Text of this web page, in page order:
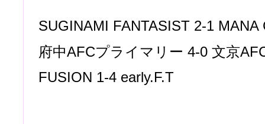
SUGINAMI FANTASIST 2-1 MANA
府中AFCプライマリー 4-0 文京
FUSION 1-4 early.F.T